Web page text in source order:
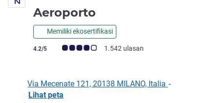
Aeroporto
Memiliki ekosertifikasi
Catatan tamu Avis (Peringkat ALL)
4.2/5 1.542 ulasan
Via Mecenate 121, 20138 MILANO, Italia -
Lihat peta